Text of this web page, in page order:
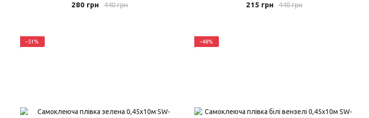
440 грн
280 грн 440 грн
215 грн
−51% −48%